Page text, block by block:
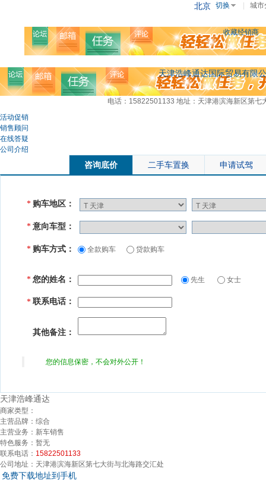
北京 切换 城市
收藏经销商
天津浩峰通达国际贸易有限
电话：15822501133 地址：天津港滨海新区第七
活动促销
销售顾问
在线答疑
公司介绍
咨询底价 二手车置换 申请试驾
* 购车地区：
* 意向车型：
* 购车方式： 全款购车 贷款购车
* 您的姓名： 先生 女士
* 联系电话：
其他备注：
您的信息保密，不会对外公开！
天津浩峰通达
商家类型：
主营品牌： 综合
主营业务： 新车销售
特色服务： 暂无
联系电话： 15822501133
公司地址： 天津港滨海新区第七大街与北海路交汇处
免费下载地址到手机